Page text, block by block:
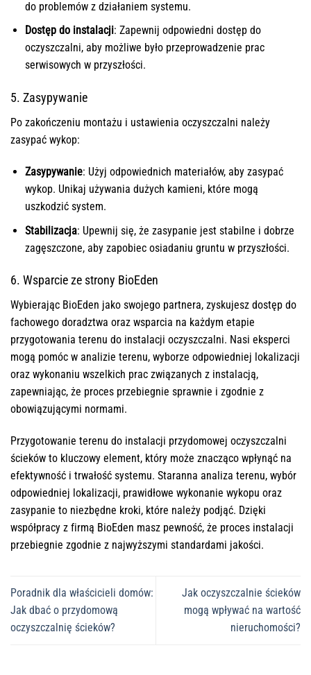
do problemów z działaniem systemu.
Dostęp do instalacji: Zapewnij odpowiedni dostęp do
oczyszczalni, aby możliwe było przeprowadzenie prac
serwisowych w przyszłości.
5. Zasypywanie
Po zakończeniu montażu i ustawienia oczyszczalni należy
zasypać wykop:
Zasypywanie: Użyj odpowiednich materiałów, aby zasypać
wykop. Unikaj używania dużych kamieni, które mogą
uszkodzić system.
Stabilizacja: Upewnij się, że zasypanie jest stabilne i dobrze
zagęszczone, aby zapobiec osiadaniu gruntu w przyszłości.
6. Wsparcie ze strony BioEden
Wybierając BioEden jako swojego partnera, zyskujesz dostęp do
fachowego doradztwa oraz wsparcia na każdym etapie
przygotowania terenu do instalacji oczyszczalni. Nasi eksperci
mogą pomóc w analizie terenu, wyborze odpowiedniej lokalizacji
oraz wykonaniu wszelkich prac związanych z instalacją,
zapewniając, że proces przebiegnie sprawnie i zgodnie z
obowiązującymi normami.
Przygotowanie terenu do instalacji przydomowej oczyszczalni
ścieków to kluczowy element, który może znacząco wpłynąć na
efektywność i trwałość systemu. Staranna analiza terenu, wybór
odpowiedniej lokalizacji, prawidłowe wykonanie wykopu oraz
zasypanie to niezbędne kroki, które należy podjąć. Dzięki
współpracy z firmą BioEden masz pewność, że proces instalacji
przebiegnie zgodnie z najwyższymi standardami jakości.
Poradnik dla właścicieli domów:
Jak dbać o przydomową
oczyszczalnię ścieków?
Jak oczyszczalnie ścieków
mogą wpływać na wartość
nieruchomości?